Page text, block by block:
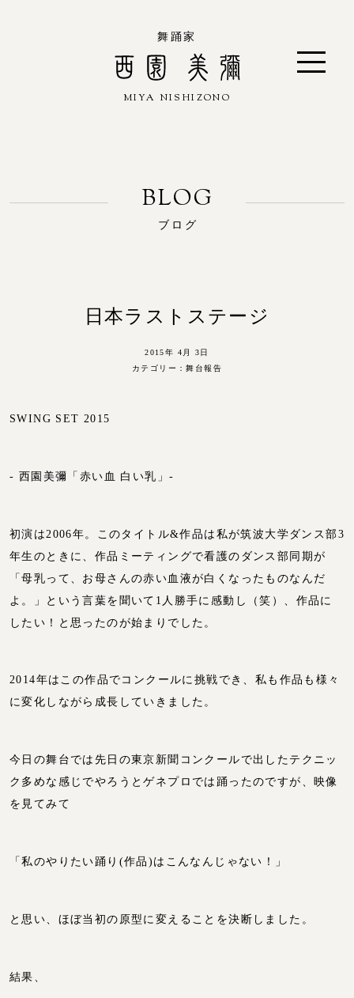
舞踊家
西園 美彌
MIYA NISHIZONO
ブログ
日本ラストステージ
2015年 4月 3日
カテゴリー：舞台報告
SWING SET 2015
- 西園美彌「赤い血 白い乳」-
初演は2006年。このタイトル&作品は私が筑波大学ダンス部3
年生のときに、作品ミーティングで看護のダンス部同期が
「母乳って、お母さんの赤い血液が白くなったものなんだ
よ。」という言葉を聞いて1人勝手に感動し（笑）、作品に
したい！と思ったのが始まりでした。
2014年はこの作品でコンクールに挑戦でき、私も作品も様々
に変化しながら成長していきました。
今日の舞台では先日の東京新聞コンクールで出したテクニッ
ク多めな感じでやろうとゲネプロでは踊ったのですが、映像
を見てみて
「私のやりたい踊り(作品)はこんなんじゃない！」
と思い、ほぼ当初の原型に変えることを決断しました。
結果、